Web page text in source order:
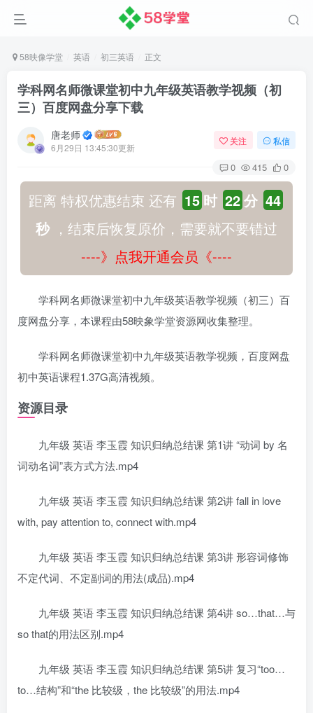
58映像学堂 英语 初三英语 正文
学科网名师微课堂初中九年级英语教学视频（初
三）百度网盘分享下载
唐老师
6月29日 13:45:30更新
关注 私信
0 415 0
距离 特权优惠结束 还有 15 时 22分 44
秒，结束后恢复原价，需要就不要错过
----》点我开通会员《----
学科网名师微课堂初中九年级英语教学视频（初三）百
度网盘分享，本课程由58映象学堂资源网收集整理。
学科网名师微课堂初中九年级英语教学视频，百度网盘
初中英语课程1.37G高清视频。
资源目录
九年级 英语 李玉霞 知识归纳总结课 第1讲 “动词 by 名
词动名词”表方式方法.mp4
九年级 英语 李玉霞 知识归纳总结课 第2讲 fall in love
with, pay attention to, connect with.mp4
九年级 英语 李玉霞 知识归纳总结课 第3讲 形容词修饰
不定代词、不定副词的用法(成品).mp4
九年级 英语 李玉霞 知识归纳总结课 第4讲 so…that…与
so that的用法区别.mp4
九年级 英语 李玉霞 知识归纳总结课 第5讲 复习“too…
to…结构”和“the 比较级，the 比较级”的用法.mp4